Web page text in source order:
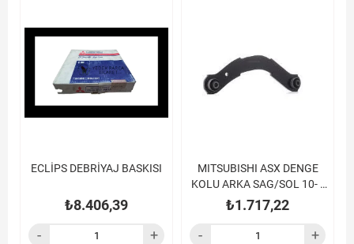
ECLİPS DEBRİYAJ BASKISI
₺8.406,39
MITSUBISHI ASX DENGE
KOLU ARKA SAG/SOL 10- /
LANCER 08-
₺1.717,22